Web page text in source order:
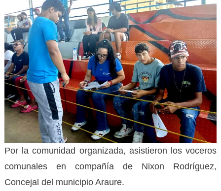
Por la comunidad organizada, asistieron los voceros
comunales en compañía de Nixon Rodríguez,
Concejal del municipio Araure.